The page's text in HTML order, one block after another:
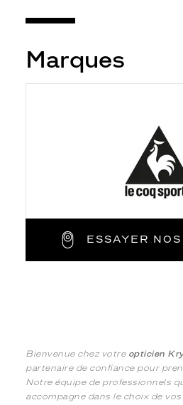
Marques
ESSAYER
Bienvenue chez votre opticien
partenaire de confiance pour
Notre équipe de professionnels
accompagne dans le choix de